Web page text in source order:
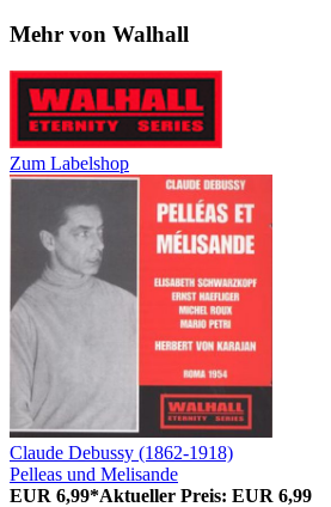
Mehr von Walhall
Zum Labelshop
Claude Debussy (1862-1918)
Pelleas und Melisande
EUR 6,99*Aktueller Preis: EUR 6,99